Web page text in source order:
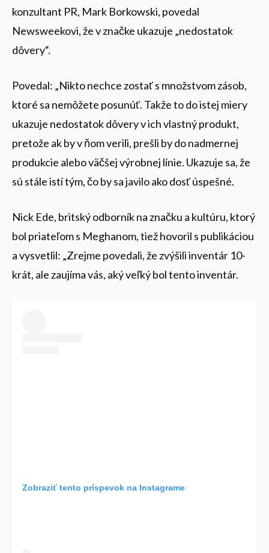
konzultant PR, Mark Borkowski, povedal
Newsweekovi, že v značke ukazuje „nedostatok
dôvery“.
Povedal: „Nikto nechce zostať s množstvom zásob,
ktoré sa nemôžete posunúť. Takže to do istej miery
ukazuje nedostatok dôvery v ich vlastný produkt,
pretože ak by v ňom verili, prešli by do nadmernej
produkcie alebo väčšej výrobnej línie. Ukazuje sa, že
sú stále istí tým, čo by sa javilo ako dosť úspešné.
Nick Ede, britský odborník na značku a kultúru, ktorý
bol priateľom s Meghanom, tiež hovoril s publikáciou
a vysvetlil: „Zrejme povedali, že zvýšili inventár 10-
krát, ale zaujíma vás, aký veľký bol tento inventár.
Zobraziť tento príspevok na Instagrame